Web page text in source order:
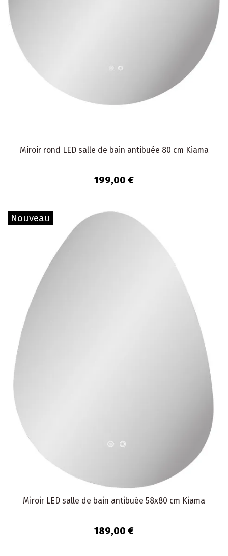
Miroir rond LED salle de bain antibuée 80 cm Kiama
199,00 €
Nouveau
Miroir LED salle de bain antibuée 58x80 cm Kiama
189,00 €